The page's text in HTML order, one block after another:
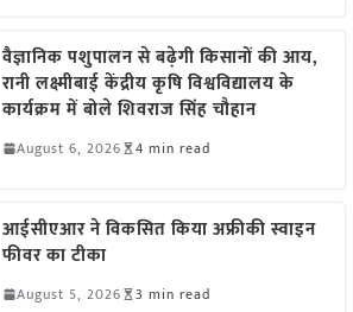
वैज्ञानिक पशुपालन से बढ़ेगी किसानों की आय,
रानी लक्ष्मीबाई केंद्रीय कृषि विश्वविद्यालय के
कार्यक्रम में बोले शिवराज सिंह चौहान
August 6, 2026 4 min read
आईसीएआर ने विकसित किया अफ्रीकी स्वाइन
फीवर का टीका
August 5, 2026 3 min read